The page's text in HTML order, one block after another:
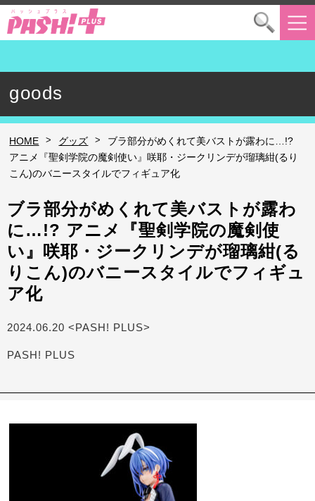
goods
HOME > グッズ >
ブラ部分がめくれて美バストが露わに…!?
アニメ『聖剣学院の魔剣使い』咲耶・ジークリンデが瑠璃紺(るり
こん)のバニースタイルでフィギュア化
ブラ部分がめくれて美バストが露わ
に…!? アニメ『聖剣学院の魔剣使
い』咲耶・ジークリンデが瑠璃紺(る
りこん)のバニースタイルでフィギュ
ア化
2024.06.20 <PASH! PLUS>
PASH! PLUS